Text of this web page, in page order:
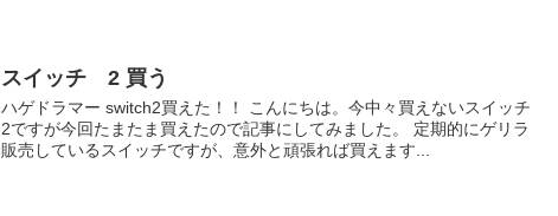
スイッチ 2 買う
ハゲドラマー switch2買えた！！ こんにちは。今中々買えないスイッチ
2ですが今回たまたま買えたので記事にしてみました。 定期的にゲリラ
販売しているスイッチですが、意外と頑張れば買えます...